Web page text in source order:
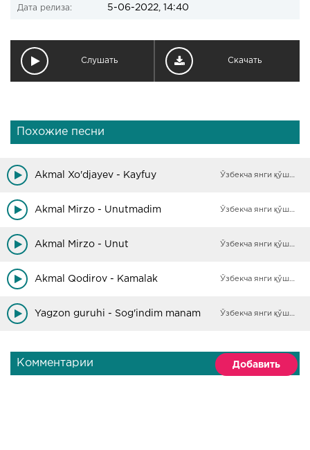
Дата релиза: 5-06-2022, 14:40
Слушать Скачать
Похожие песни
Akmal Xo'djayev - Kayfuy Ўзбекча янги қўшиқлар
Akmal Mirzo - Unutmadim Ўзбекча янги қўшиқлар
Akmal Mirzo - Unut Ўзбекча янги қўшиқлар
Akmal Qodirov - Kamalak Ўзбекча янги қўшиқлар
Yagzon guruhi - Sog'indim manam Ўзбекча янги қўшиқлар
Комментарии Добавить